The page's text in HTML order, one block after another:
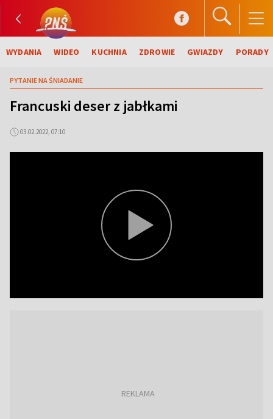
WYDANIA WIDEO KUCHNIA ZDROWIE GWIAZDY PORADY
PYTANIE NA ŚNIADANIE
Francuski deser z jabłkami
03.02.2022, 07:10